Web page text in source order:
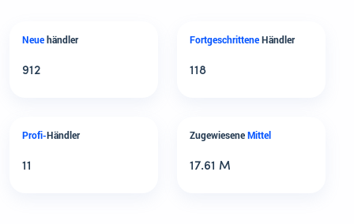
Neuehändler
912
FortgeschritteneHändler
118
Profi-Händler
11
ZugewieseneMittel
17.61 M